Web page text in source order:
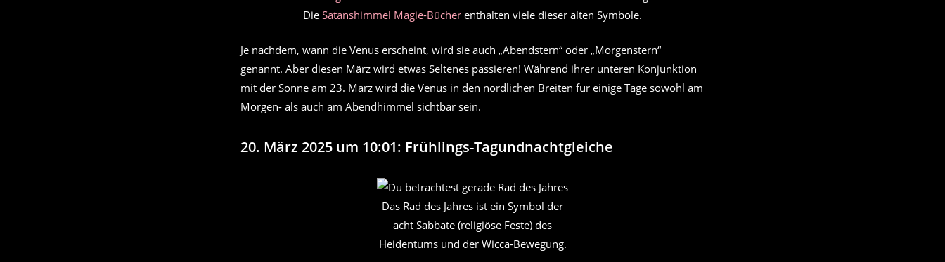
Die Satanshimmel Magie-Bücher enthalten viele dieser alten Symbole.
Je nachdem, wann die Venus erscheint, wird sie auch „Abendstern“ oder „Morgenstern“
genannt. Aber diesen März wird etwas Seltenes passieren! Während ihrer unteren Konjunktion
mit der Sonne am 23. März wird die Venus in den nördlichen Breiten für einige Tage sowohl am
Morgen- als auch am Abendhimmel sichtbar sein.
20. März 2025 um 10:01: Frühlings-Tagundnachtgleiche
Das Rad des Jahres ist ein Symbol der
acht Sabbate (religiöse Feste) des
Heidentums und der Wicca-Bewegung.